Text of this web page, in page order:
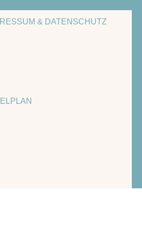
& DATENSCHUTZ